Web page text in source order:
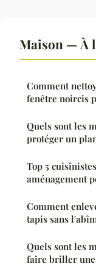
Maison — À
Comment
fenêtre noircis
Quels sont les
protéger un
Top 5
aménagement
Comment
tapis sans
Quels sont les
faire briller une